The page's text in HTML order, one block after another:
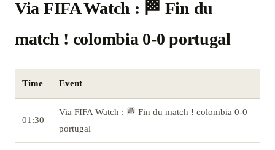
Via FIFA Watch : 🏁 Fin du
match ! colombia 0-0 portugal
Time Event
01:30
Via FIFA Watch : 🏁 Fin du match ! colombia 0-0
portugal